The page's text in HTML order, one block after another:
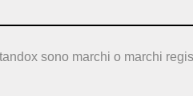
sono marchi o marchi